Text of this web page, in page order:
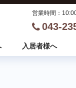
営業時間：
043-
入居者様へ